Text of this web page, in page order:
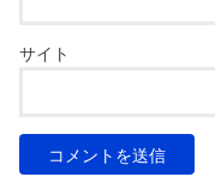
サイト